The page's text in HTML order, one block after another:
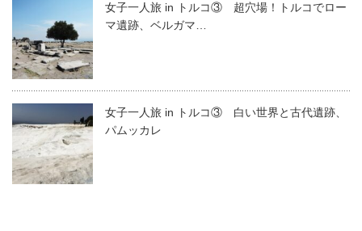
女子一人旅 in トルコ③ 超穴場！トルコでロー
マ遺跡、ベルガマ…
女子一人旅 in トルコ③ 白い世界と古代遺跡、
パムッカレ